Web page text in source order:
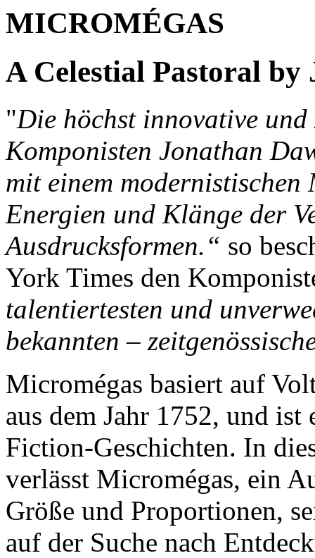
MICROMÉGAS
A Celestial Pastoral by
"Die höchst innovative und
Komponisten Jonathan
mit einem
Energien und Klänge der
Ausdrucksformen.“ so
York Times den
talentiertesten und
bekannten –
Micromégas basiert auf
aus dem Jahr 1752, und ist
Fiction-Geschichten. In
verlässt Micromégas, ein
Größe und Proportionen,
auf der Suche nach